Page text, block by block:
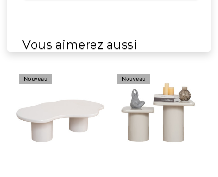
Vous aimerez aussi
Nouveau Nouveau